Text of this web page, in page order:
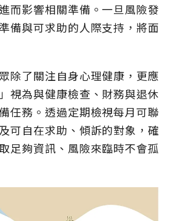
而影響相關準備。一旦風險發
備與可求助的人際支持，將面
除了關注自身心理健康，更應
視為與健康檢查、財務與退休
任務。透過定期檢視每月可聯
可自在求助、傾訴的對象，確
足夠資訊、風險來臨時不會孤